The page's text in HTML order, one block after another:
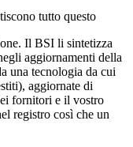
tutto questo
Il BSI li sintetizza
aggiornamenti della
una tecnologia da cui
aggiornate di
fornitori e il vostro
registro così che un